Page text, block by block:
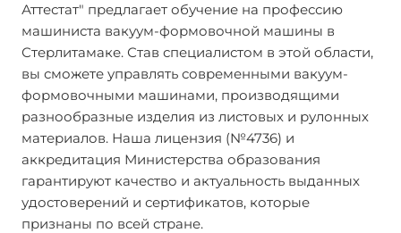
Аттестат" предлагает обучение на профессию
машиниста вакуум-формовочной машины в
Стерлитамаке. Став специалистом в этой области,
вы сможете управлять современными вакуум-
формовочными машинами, производящими
разнообразные изделия из листовых и рулонных
материалов. Наша лицензия (№4736) и
аккредитация Министерства образования
гарантируют качество и актуальность выданных
удостоверений и сертификатов, которые
признаны по всей стране.